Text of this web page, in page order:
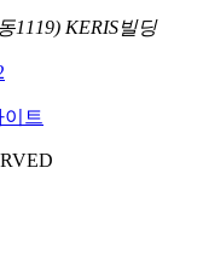
1119) KERIS빌딩